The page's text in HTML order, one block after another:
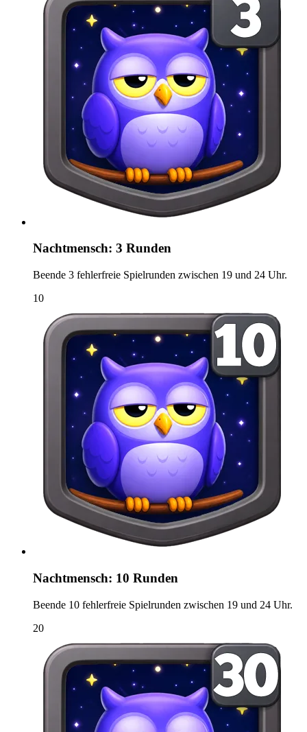
Nachtmensch: 3 Runden
Beende 3 fehlerfreie Spielrunden zwischen 19 und 24 Uhr.
10
Nachtmensch: 10 Runden
Beende 10 fehlerfreie Spielrunden zwischen 19 und 24 Uhr.
20